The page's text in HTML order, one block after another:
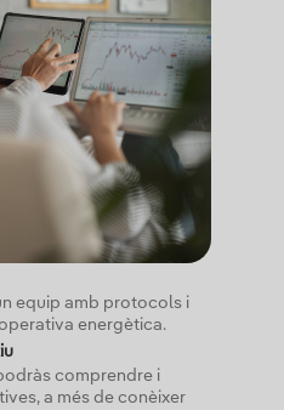
equip amb protocols i
energètica.
comprendre i
a més de conèixer